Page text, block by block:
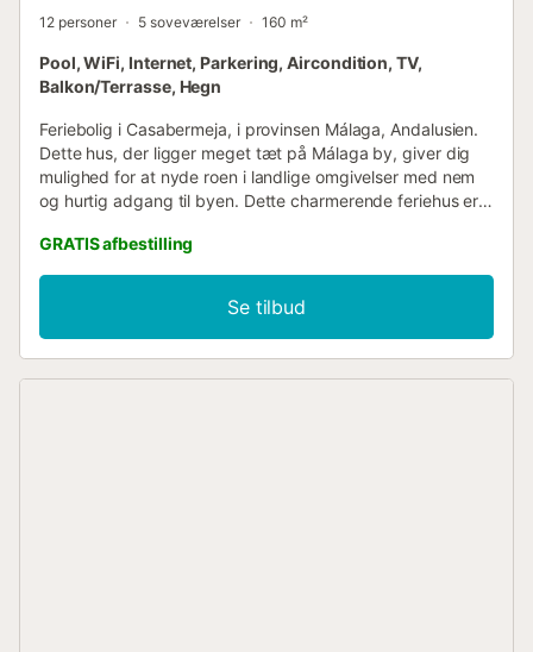
12 personer 5 soveværelser 160 m²
Pool, WiFi, Internet, Parkering, Aircondition, TV,
Balkon/Terrasse, Hegn
Feriebolig i Casabermeja, i provinsen Málaga, Andalusien.
Dette hus, der ligger meget tæt på Málaga by, giver dig
mulighed for at nyde roen i landlige omgivelser med nem
og hurtig adgang til byen. Dette charmerende feriehus er
hvis du holder af landet. Det har fem soveværelser: to
dobbeltværelser med hver to enkeltsenge, to
dobbeltværelser med hver en dobbeltseng og et
quadrupleværelse med en dobbeltseng og to enkeltsenge.
Der er to badeværelser inde i huset, et med bruser og det
GRATIS afbestilling
Se tilbud